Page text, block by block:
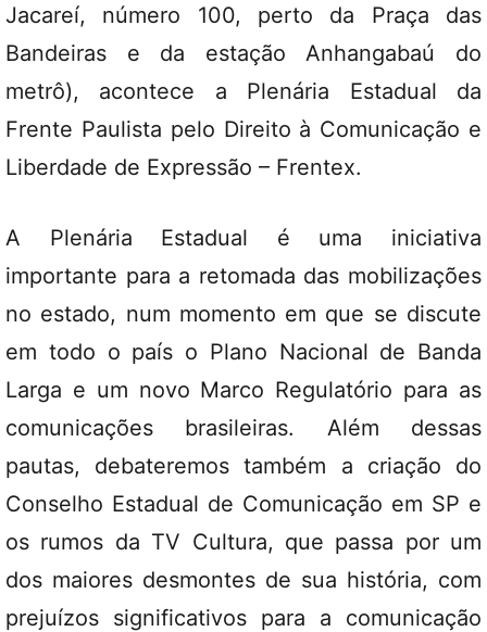
Jacareí, número 100, perto da Praça das
Bandeiras e da estação Anhangabaú do
metrô), acontece a Plenária Estadual da
Frente Paulista pelo Direito à Comunicação e
Liberdade de Expressão – Frentex.
A Plenária Estadual é uma iniciativa
importante para a retomada das mobilizações
no estado, num momento em que se discute
em todo o país o Plano Nacional de Banda
Larga e um novo Marco Regulatório para as
comunicações brasileiras. Além dessas
pautas, debateremos também a criação do
Conselho Estadual de Comunicação em SP e
os rumos da TV Cultura, que passa por um
dos maiores desmontes de sua história, com
prejuízos significativos para a comunicação